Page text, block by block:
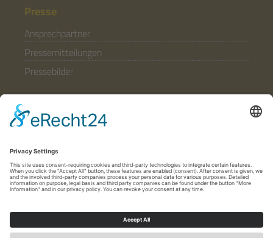
Presse
Ansprechpartner
Pressemitteilungen
Pressebilder
Partner & Förderer
Häufige Fragen